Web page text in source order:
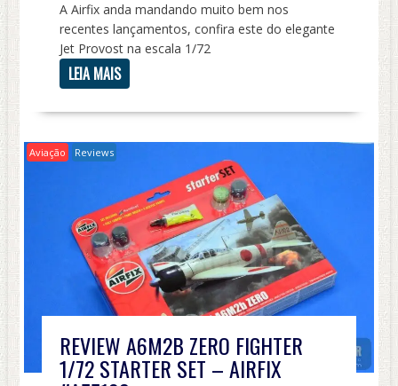
A Airfix anda mandando muito bem nos
recentes lançamentos, confira este do elegante
Jet Provost na escala 1/72
LEIA MAIS
Aviação Reviews
REVIEW A6M2B ZERO FIGHTER
1/72 STARTER SET – AIRFIX